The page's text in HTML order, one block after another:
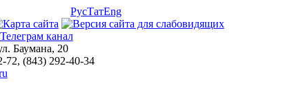
РусТатEng
Баумана, 20
72, (843) 292-40-34